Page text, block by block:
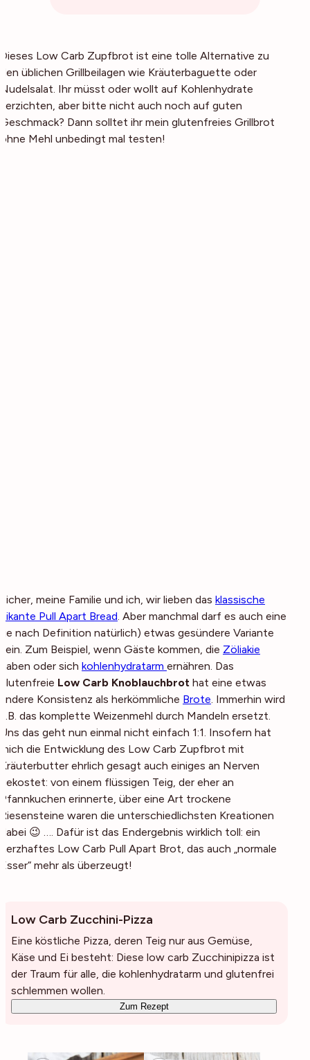
Dieses Low Carb Zupfbrot ist eine tolle Alternative zu
den üblichen Grillbeilagen wie Kräuterbaguette oder
Nudelsalat. Ihr müsst oder wollt auf Kohlenhydrate
verzichten, aber bitte nicht auch noch auf guten
Geschmack? Dann solltet ihr mein glutenfreies Grillbrot
ohne Mehl unbedingt mal testen!
Sicher, meine Familie und ich, wir lieben das klassische
pikante Pull Apart Bread. Aber manchmal darf es auch eine
(je nach Definition natürlich) etwas gesündere Variante
sein. Zum Beispiel, wenn Gäste kommen, die Zöliakie
haben oder sich kohlenhydratarm ernähren. Das
glutenfreie Low Carb Knoblauchbrot hat eine etwas
andere Konsistenz als herkömmliche Brote. Immerhin wird
z.B. das komplette Weizenmehl durch Mandeln ersetzt.
Uns das geht nun einmal nicht einfach 1:1. Insofern hat
mich die Entwicklung des Low Carb Zupfbrot mit
Kräuterbutter ehrlich gesagt auch einiges an Nerven
gekostet: von einem flüssigen Teig, der eher an
Pfannkuchen erinnerte, über eine Art trockene
Riesensteine waren die unterschiedlichsten Kreationen
dabei 😉 …. Dafür ist das Endergebnis wirklich toll: ein
herzhaftes Low Carb Pull Apart Brot, das auch „normale
Esser“ mehr als überzeugt!
Low Carb Zucchini-Pizza
Eine köstliche Pizza, deren Teig nur aus Gemüse,
Käse und Ei besteht: Diese low carb Zucchinipizza ist
der Traum für alle, die kohlenhydratarm und glutenfrei
schlemmen wollen.
Zum Rezept